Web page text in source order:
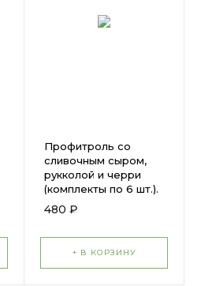
Профитроль со
сливочным сыром,
рукколой и черри
(комплекты по 6 шт.).
Вес 6 шт. = 150г (1шт.
= 25г)
480 ₽
+ В КОРЗИНУ